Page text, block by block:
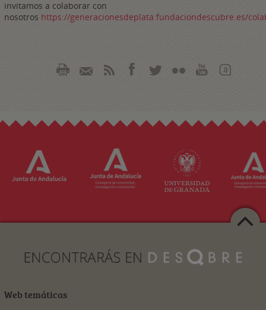
invitamos a colaborar con
nosotros https://generacionesdeplata.fundaciondescubre.es/
Web temáticas